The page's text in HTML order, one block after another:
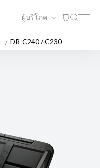
ผู้บริโภค
DR-C240 / C230